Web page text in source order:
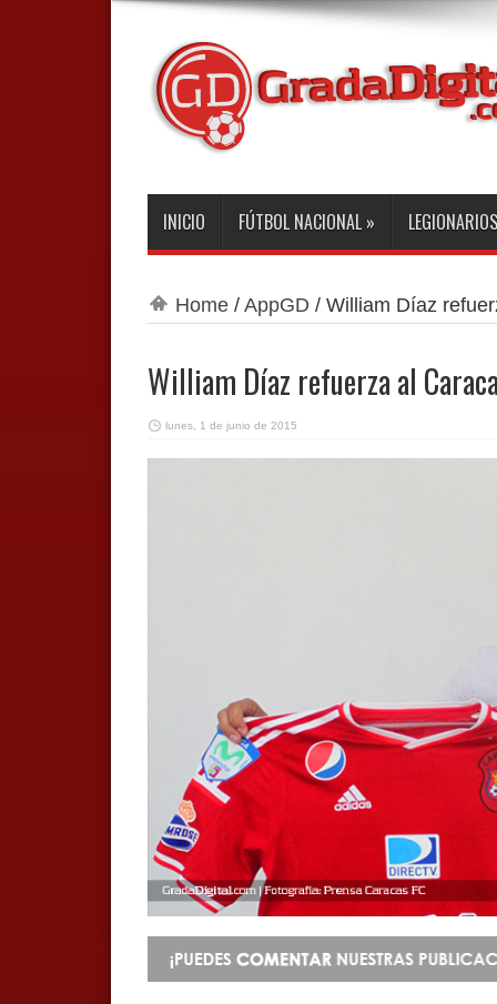
INICIO FÚTBOL NACIONAL » LEGIONARIOS
Home/ AppGD / William Díaz
William Díaz refuerza al
lunes, 1 de junio de 2015